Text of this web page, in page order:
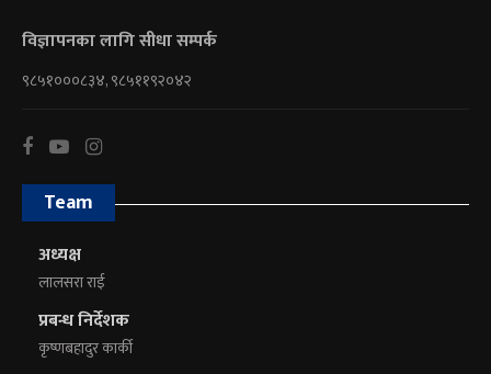
विज्ञापनका लागि सीधा सम्पर्क
९८५१०००८३४, ९८५११९२०४२
Team
अध्यक्ष
लालसरा राई
प्रबन्ध निर्देशक
कृष्णबहादुर कार्की